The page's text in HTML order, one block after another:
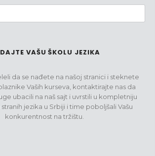
VAŠU ŠKOLU JEZIKA
da se nađete na našoj stranici i steknete
Vaših kurseva, kontaktirajte nas da
ubacili na naš sajt i uvrstili u kompletniju
jezika u Srbiji i time poboljšali Vašu
konkurentnost na tržištu.